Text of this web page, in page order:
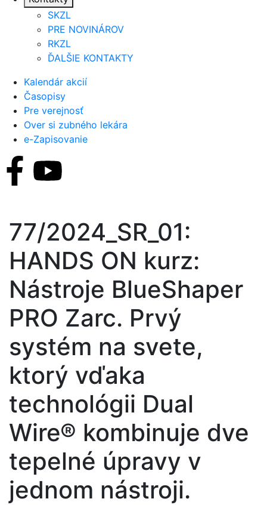
SKZL
PRE NOVINÁROV
RKZL
ĎALŠIE KONTAKTY
Kalendár akcií
Časopisy
Pre verejnosť
Over si zubného lekára
e-Zapisovanie
77/2024_SR_01:
HANDS ON kurz:
Nástroje BlueShaper
PRO Zarc. Prvý
systém na svete,
ktorý vďaka
technológii Dual
Wire® kombinuje dve
tepelné úpravy v
jednom nástroji.